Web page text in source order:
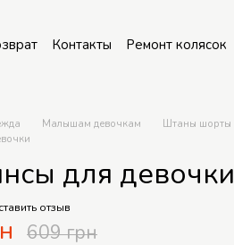
Контакты Ремонт колясок
Малышам девочкам Штаны шорты
для девочки
отзыв
609 грн